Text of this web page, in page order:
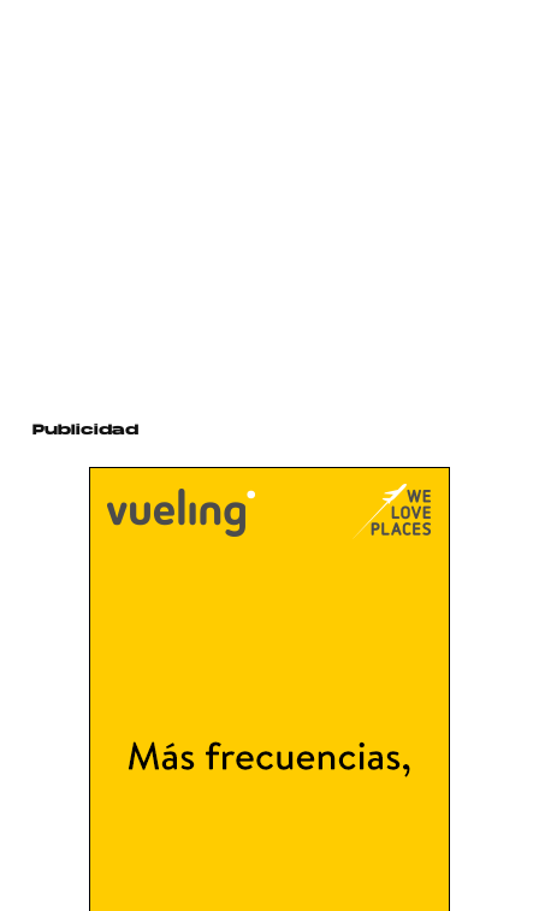
Publicidad